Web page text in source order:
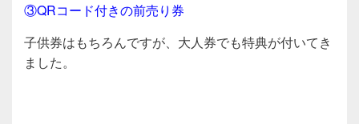
③QRコード付きの前売り券
子供券はもちろんですが、大人券でも特典が付いてき
ました。